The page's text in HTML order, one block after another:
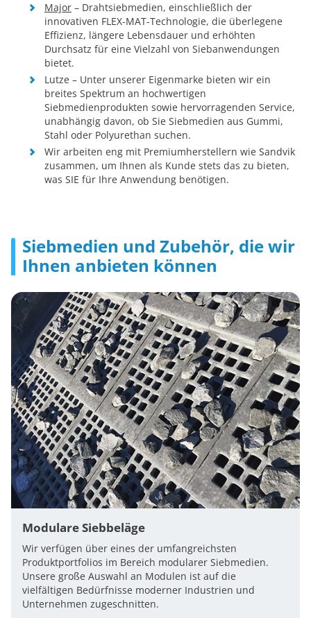
Major – Drahtsiebmedien, einschließlich der
innovativen FLEX-MAT-Technologie, die überlegene
Effizienz, längere Lebensdauer und erhöhten
Durchsatz für eine Vielzahl von Siebanwendungen
bietet.
Lutze – Unter unserer Eigenmarke bieten wir ein
breites Spektrum an hochwertigen
Siebmedienprodukten sowie hervorragenden Service,
unabhängig davon, ob Sie Siebmedien aus Gummi,
Stahl oder Polyurethan suchen.
Wir arbeiten eng mit Premiumherstellern wie Sandvik
zusammen, um Ihnen als Kunde stets das zu bieten,
was SIE für Ihre Anwendung benötigen.
Siebmedien und Zubehör, die wir
Ihnen anbieten können
Modulare Siebbeläge
Wir verfügen über eines der umfangreichsten
Produktportfolios im Bereich modularer Siebmedien.
Unsere große Auswahl an Modulen ist auf die
vielfältigen Bedürfnisse moderner Industrien und
Unternehmen zugeschnitten.